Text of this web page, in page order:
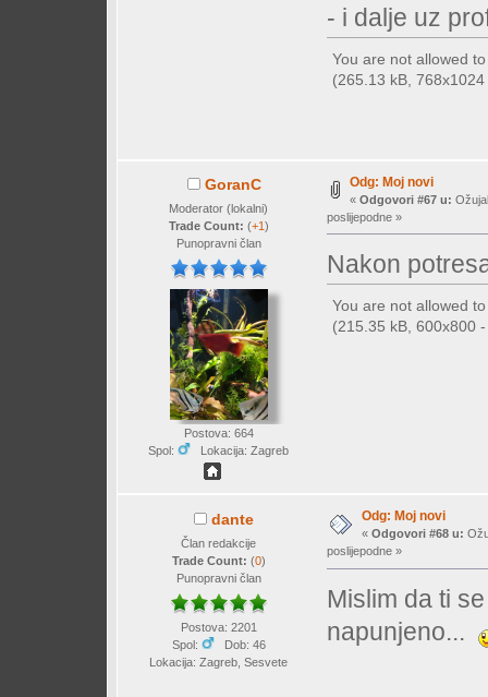
- i dalje uz
You are not allowed
(265.13 kB,
GoranC
Moderator (lokalni)
Trade Count: (+1)
Punopravni član
Postova: 664
Spol:
Lokacija: Zagreb
Odg: Moj novi
« Odgovori #67 u:
poslijepodne »
Nakon
You are not allowed
(215.35 kB, 600x800
dante
Član redakcije
Trade Count: (0)
Punopravni član
Postova: 2201
Spol:
Dob: 46
Lokacija: Zagreb, Sesvete
Odg: Moj novi
« Odgovori #68 u:
poslijepodne »
Mislim da ti
napunjeno...